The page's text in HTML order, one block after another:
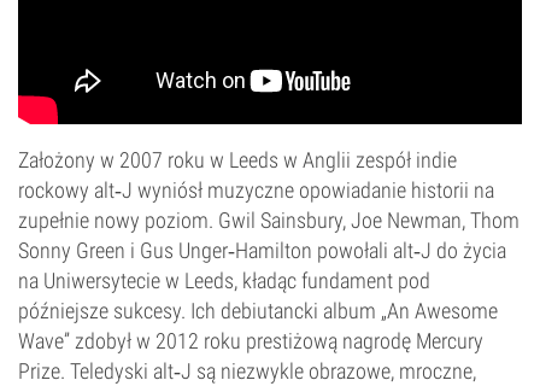
Założony w 2007 roku w Leeds w Anglii zespół indie
rockowy alt‑J wyniósł muzyczne opowiadanie historii na
zupełnie nowy poziom. Gwil Sainsbury, Joe Newman, Thom
Sonny Green i Gus Unger‑Hamilton powołali alt‑J do życia
na Uniwersytecie w Leeds, kładąc fundament pod
późniejsze sukcesy. Ich debiutancki album „An Awesome
Wave” zdobył w 2012 roku prestiżową nagrodę Mercury
Prize. Teledyski alt‑J są niezwykle obrazowe, mroczne,